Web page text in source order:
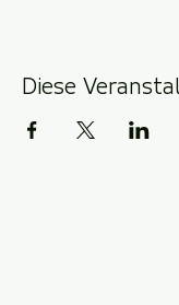
Diese